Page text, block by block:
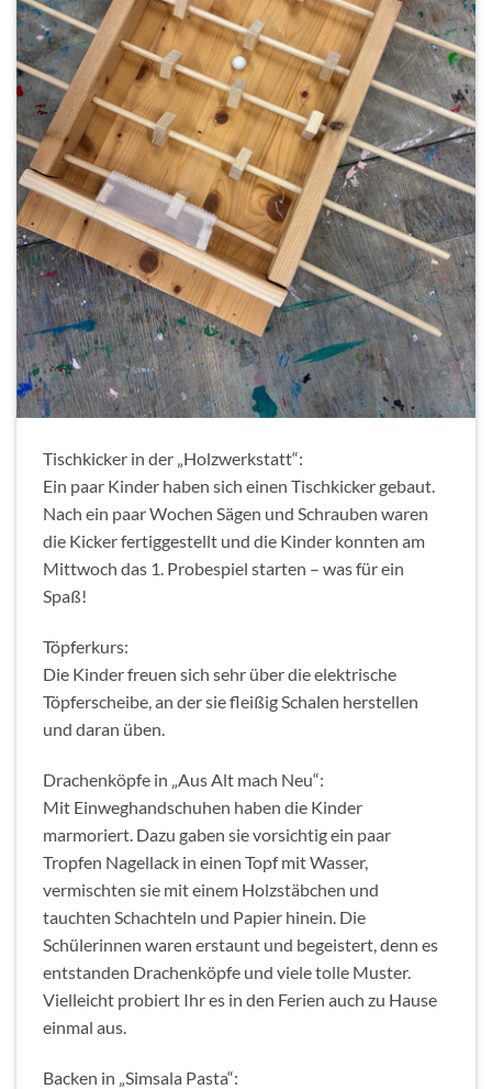
Tischkicker in der „Holzwerkstatt“:
Ein paar Kinder haben sich einen Tischkicker gebaut.
Nach ein paar Wochen Sägen und Schrauben waren
die Kicker fertiggestellt und die Kinder konnten am
Mittwoch das 1. Probespiel starten – was für ein
Spaß!
Töpferkurs:
Die Kinder freuen sich sehr über die elektrische
Töpferscheibe, an der sie fleißig Schalen herstellen
und daran üben.
Drachenköpfe in „Aus Alt mach Neu“:
Mit Einweghandschuhen haben die Kinder
marmoriert. Dazu gaben sie vorsichtig ein paar
Tropfen Nagellack in einen Topf mit Wasser,
vermischten sie mit einem Holzstäbchen und
tauchten Schachteln und Papier hinein. Die
Schülerinnen waren erstaunt und begeistert, denn es
entstanden Drachenköpfe und viele tolle Muster.
Vielleicht probiert Ihr es in den Ferien auch zu Hause
einmal aus.
Backen in „Simsala Pasta“: